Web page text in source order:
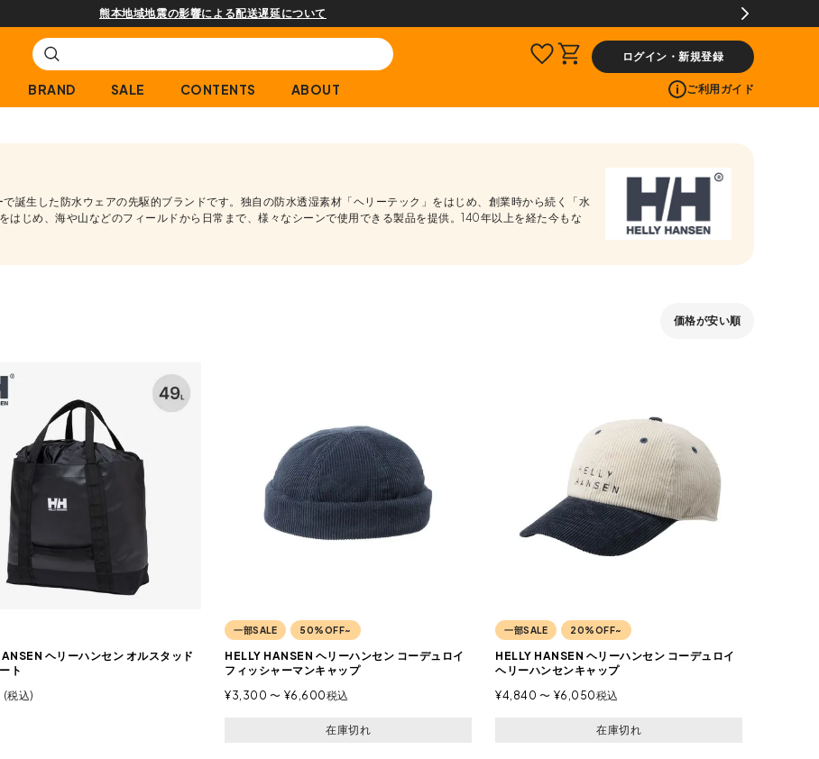
熊本地域地震の影響による配送遅延について
ログイン・新規登録
BRAND SALE CONTENTS ABOUT ご利用ガイド
誕生した防水ウェアの先駆的ブランドです。独自の防水透湿素材「ヘリーテック」をはじめ、創業時から続く「水
はじめ、海や山などのフィールドから日常まで、様々なシーンで使用できる製品を提供。140年以上を経た今もな
価格が安い順
ヘリーハンセン オルスタッド
ト
税込
一部SALE 50%OFF~
HELLY HANSEN ヘリーハンセン コーデュロイ
フィッシャーマンキャップ
¥3,300 〜 ¥6,600税込
在庫切れ
一部SALE 20%OFF~
HELLY HANSEN ヘリーハンセン コーデュロイ
ヘリーハンセンキャップ
¥4,840 〜 ¥6,050税込
在庫切れ